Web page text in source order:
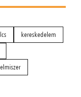
kereskedelem